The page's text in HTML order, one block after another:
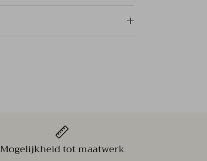
Mogelijkheid tot maatwerk